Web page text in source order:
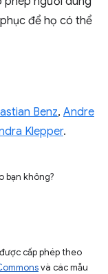
để họ có thể
Benz, Andre
Klepper.
bạn không?
cấp phép theo
và các mẫu